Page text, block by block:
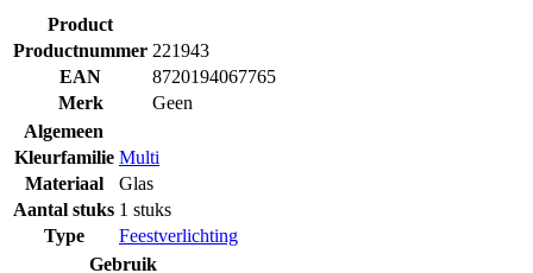
Product
Productnummer 221943
EAN
8720194067765
Merk
Geen
Algemeen
Kleurfamilie Multi
Materiaal
Glas
Aantal stuks 1 stuks
Type
Feestverlichting
Gebruik